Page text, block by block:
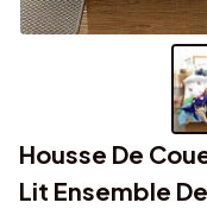
Housse De
Lit Ensemble